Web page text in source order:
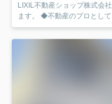
LIXIL不動産ショップ株式会
ます。 ◆不動産のプロと